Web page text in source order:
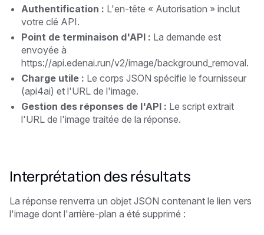
Authentification : L'en-tête « Autorisation » inclut
votre clé API.
Point de terminaison d'API : La demande est
envoyée à
https://api.edenai.run/v2/image/background_removal.
Charge utile : Le corps JSON spécifie le fournisseur
(api4ai) et l'URL de l'image.
Gestion des réponses de l'API : Le script extrait
l'URL de l'image traitée de la réponse.
Interprétation des résultats
La réponse renverra un objet JSON contenant le lien vers
l'image dont l'arrière-plan a été supprimé :